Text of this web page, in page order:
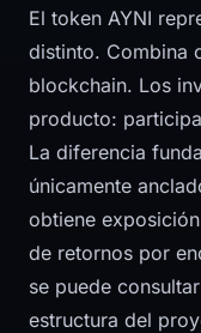
El token AYNI
distinto. Combina
blockchain. Los
producto:
La diferencia
únicamente
obtiene
de retornos por
se puede
estructura del